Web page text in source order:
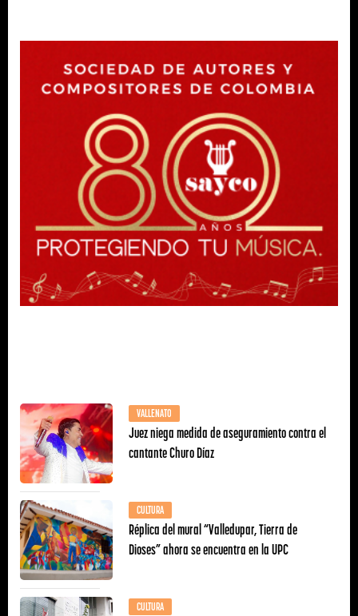
VALLENATO
Juez niega medida de aseguramiento contra el
cantante Churo Díaz
CULTURA
Réplica del mural “Valledupar, Tierra de
Dioses” ahora se encuentra en la UPC
CULTURA